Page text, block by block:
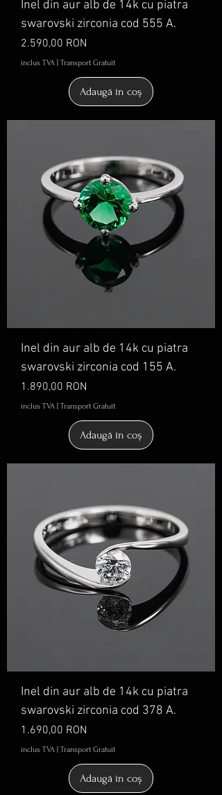
Inel din aur alb de 14k cu piatra
swarovski zirconia cod 555 A.
Preț
2.590,00 RON
inclus TVA Transport Gratuit
Adaugă în coș
Inel din aur alb de 14k cu piatra
swarovski zirconia cod 155 A.
Preț
1.890,00 RON
inclus TVA Transport Gratuit
Adaugă în coș
Inel din aur alb de 14k cu piatra
swarovski zirconia cod 378 A.
Preț
1.690,00 RON
inclus TVA Transport Gratuit
Adaugă în coș